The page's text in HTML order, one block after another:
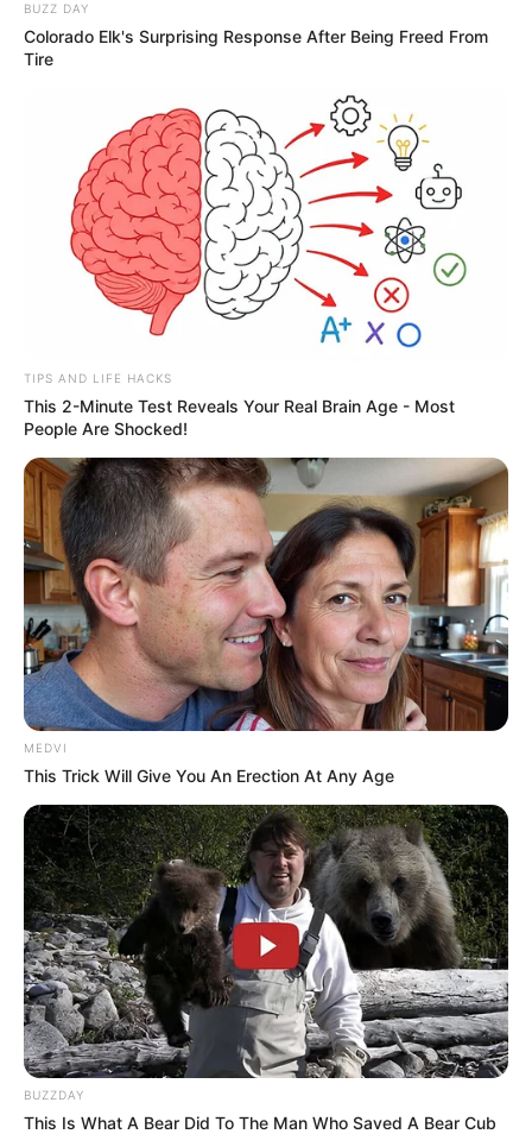
BUZZ DAY
Colorado Elk's Surprising Response After Being Freed From
Tire
TIPS AND LIFE HACKS
This 2-Minute Test Reveals Your Real Brain Age - Most
People Are Shocked!
MEDVI
This Trick Will Give You An Erection At Any Age
BUZZDAY
This Is What A Bear Did To The Man Who Saved A Bear Cub